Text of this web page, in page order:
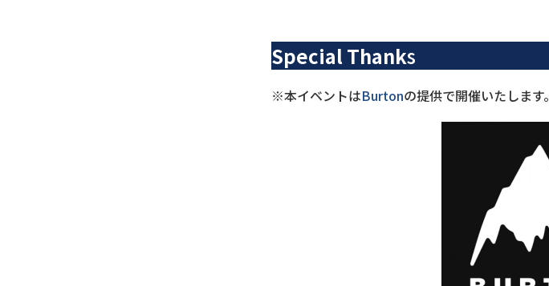
Special Thanks
※本イベントはBurtonの提供で開催いたします。